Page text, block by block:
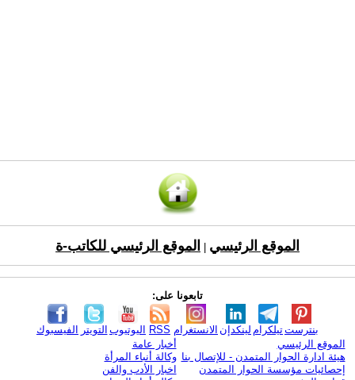
الموقع الرئيسي الموقع الرئيسي للكاتب-ة
تابعونا على:
الفيسبوك التويتر اليوتيوب RSS الانستغرام لينكدإن تيلكرامبنترست
الموقع الرئيسي
هيئة ادارة الحوار المتمدن - للإتصال بنا
إحصائيات مؤسسة الحوار المتمدن
أخبار عامة
وكالة أنباء المرأة
اخبار الأدب والفن